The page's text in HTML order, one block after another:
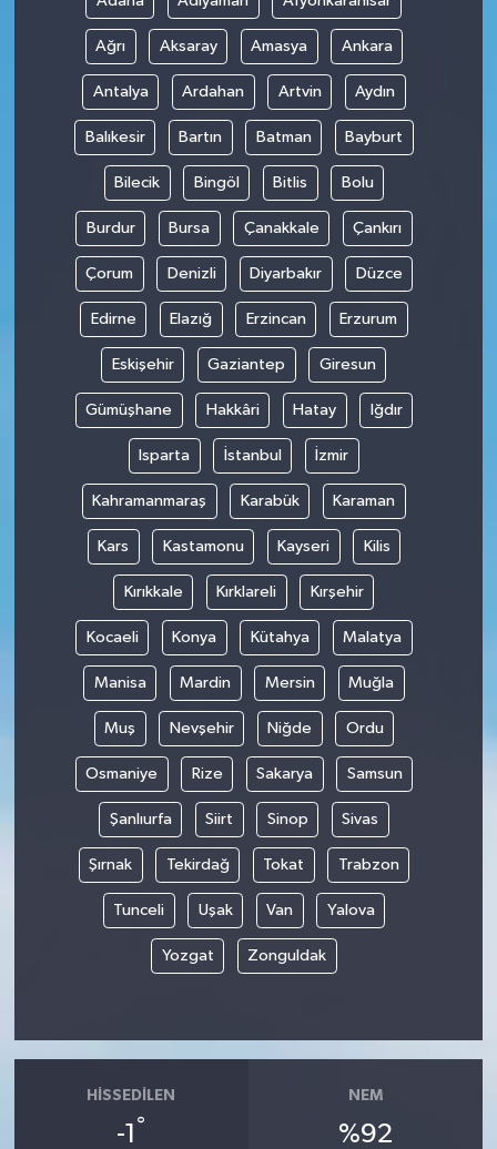
Ağrı Aksaray Amasya Ankara
Antalya Ardahan Artvin Aydın
Balıkesir Bartın Batman Bayburt
Bilecik Bingöl Bitlis Bolu
Burdur Bursa Çanakkale Çankırı
Çorum Denizli Diyarbakır Düzce
Edirne Elazığ Erzincan Erzurum
Eskişehir Gaziantep Giresun
Gümüşhane Hakkâri Hatay Iğdır
Isparta İstanbul İzmir
Kahramanmaraş Karabük Karaman
Kars Kastamonu Kayseri Kilis
Kırıkkale Kırklareli Kırşehir
Kocaeli Konya Kütahya Malatya
Manisa Mardin Mersin Muğla
Muş Nevşehir Niğde Ordu
Osmaniye Rize Sakarya Samsun
Şanlıurfa Siirt Sinop Sivas
Şırnak Tekirdağ Tokat Trabzon
Tunceli Uşak Van Yalova
Yozgat Zonguldak
HISSEDILEN
-1 °
NEM
%92